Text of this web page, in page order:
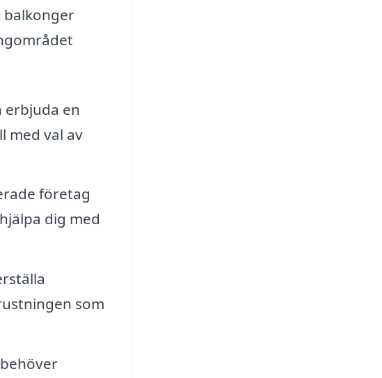
balkonger
erbjuda en
med val av
företag
dig med
som